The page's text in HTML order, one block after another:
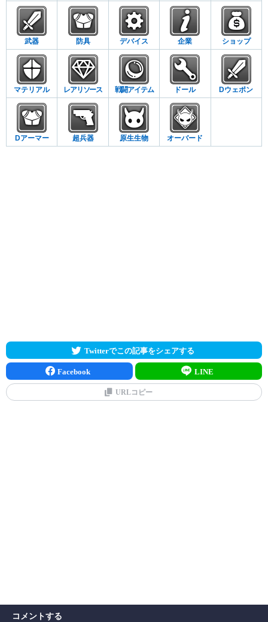
武器 防具 デバイス 企業 ショップ
マテリアル レアリソース 戦闘アイテム ドール Dウェポン
Dアーマー 超兵器 原生生物 オーバード
Twitterでこの記事をシェアする
Facebook LINE
URLコピー
コメントする